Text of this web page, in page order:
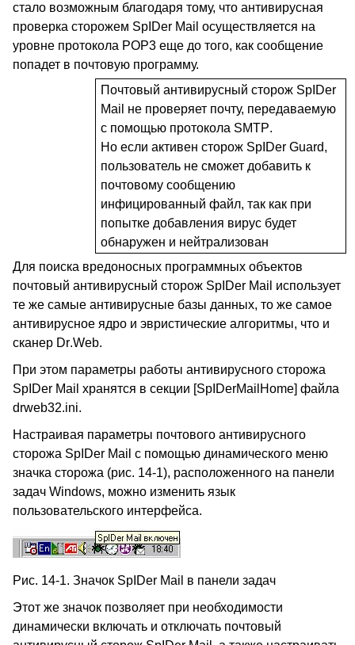
стало возможным благодаря тому, что антивирусная
проверка сторожем SpIDer Mail осуществляется на
уровне протокола POP3 еще до того, как сообщение
попадет в почтовую программу.
Почтовый антивирусный сторож SpIDer
Mail не проверяет почту, передаваемую
с помощью протокола SMTP.
Но если активен сторож SpIDer Guard,
пользователь не сможет добавить к
почтовому сообщению
инфицированный файл, так как при
попытке добавления вирус будет
обнаружен и нейтрализован
Для поиска вредоносных программных объектов
почтовый антивирусный сторож SpIDer Mail использует
те же самые антивирусные базы данных, то же самое
антивирусное ядро и эвристические алгоритмы, что и
сканер Dr.Web.
При этом параметры работы антивирусного сторожа
SpIDer Mail хранятся в секции [SpIDerMailHome] файла
drweb32.ini.
Настраивая параметры почтового антивирусного
сторожа SpIDer Mail с помощью динамического меню
значка сторожа (рис. 14-1), расположенного на панели
задач Windows, можно изменить язык
пользовательского интерфейса.
Рис. 14-1. Значок SpIDer Mail в панели задач
Этот же значок позволяет при необходимости
динамически включать и отключать почтовый